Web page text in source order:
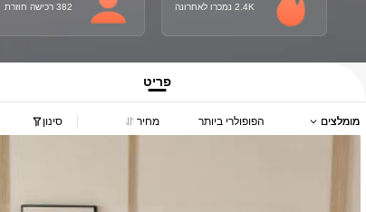
2.4K נמכרו לאחרונה 382 רכישה חוזרת
פריט
מומלצים הפופולרי ביותר מחיר סינון